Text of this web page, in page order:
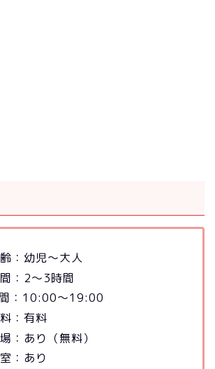
：幼児～大人
：2～3時間
：10:00～19:00
：有料
あり（無料）
あり